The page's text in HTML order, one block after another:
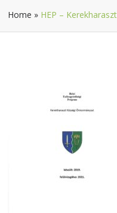
Home » HEP –